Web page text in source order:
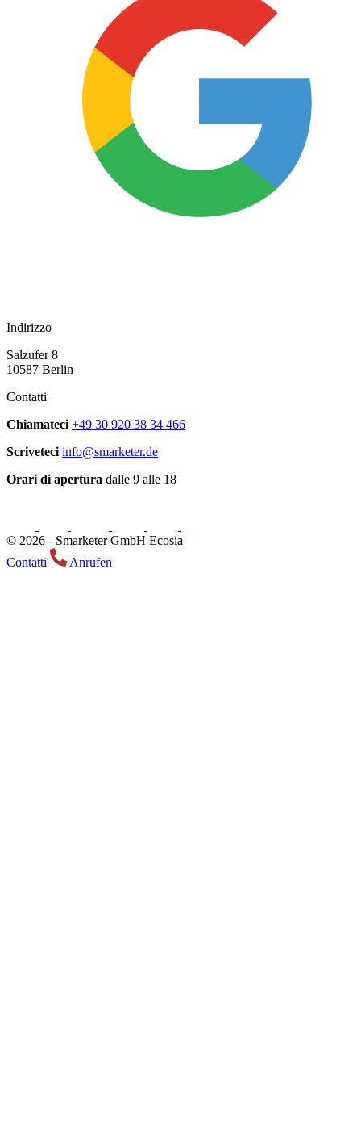
Indirizzo
Salzufer 8
10587 Berlin
Contatti
Chiamateci +49 30 920 38 34 466
Scriveteci info@smarketer.de
Orari di apertura dalle 9 alle 18
© 2026 - Smarketer GmbH Ecosia
Contatti
Anrufen